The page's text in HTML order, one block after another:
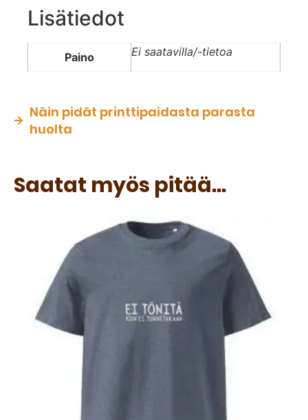
Lisätiedot
Paino Ei saatavilla/-tietoa
Näin pidät printtipaidasta parasta
huolta
Saatat myös pitää...